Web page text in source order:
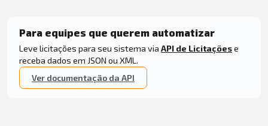
Para equipes que querem automatizar
Leve licitações para seu sistema via API de Licitaçõese
receba dados em JSON ou XML.
Ver documentação da API